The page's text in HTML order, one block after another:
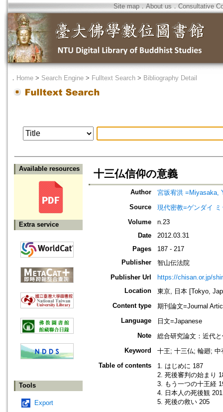
Site map．About us ． Consultative
． Home > Search Engine > Fulltext Search > Bibliography Detail
Available resources
Extra service
Tools
Export
十三仏信仰の意義
Author
宮坂宥洪 =Miyasaka,
Source
現代密教=ゲンダイ
Volume
n.23
Date
2012.03.31
Pages
187 - 217
Publisher
智山伝法院
Publisher Url
https://chisan.or.jp/
Location
東京, 日本 [Tokyo,
Content type
期刊論文=Journal
Language
日文=Japanese
Note
総合研究論文：近代
Keyword
十王; 十三仏; 輪廻;
Table of contents
1. はじめに 187
2. 死後審判の始まり
3. もう一つの十王経
4. 日本人の死後観 201
5. 死後の救い 205